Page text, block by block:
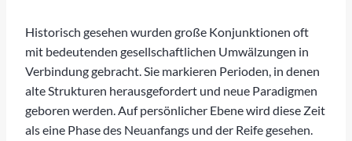
Historisch gesehen wurden große Konjunktionen oft
mit bedeutenden gesellschaftlichen Umwälzungen in
Verbindung gebracht. Sie markieren Perioden, in denen
alte Strukturen herausgefordert und neue Paradigmen
geboren werden. Auf persönlicher Ebene wird diese Zeit
als eine Phase des Neuanfangs und der Reife gesehen.